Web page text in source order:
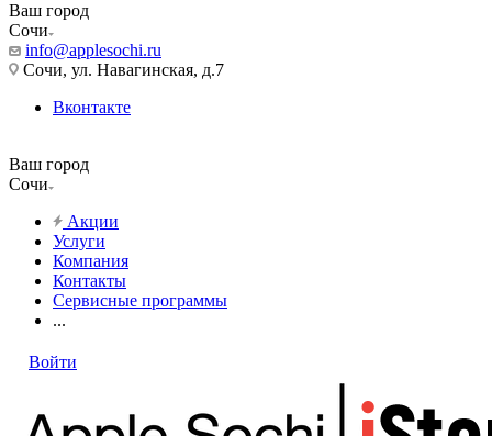
Ваш город
Сочи
info@applesochi.ru
Сочи, ул. Навагинская, д.7
Вконтакте
Ваш город
Сочи
Акции
Услуги
Компания
Контакты
Сервисные программы
...
Войти